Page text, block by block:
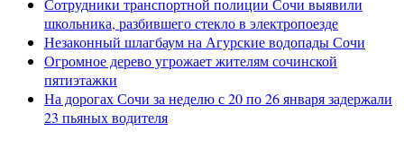
Сотрудники транспортной полиции Сочи выявили
школьника, разбившего стекло в электропоезде
Незаконный шлагбаум на Агурские водопады Сочи
Огромное дерево угрожает жителям сочинской
пятиэтажки
На дорогах Сочи за неделю с 20 по 26 января задержали
23 пьяных водителя